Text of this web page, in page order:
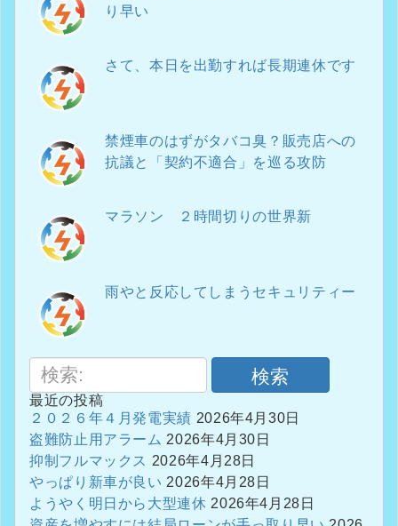
り早い
さて、本日を出勤すれば長期連休です
禁煙車のはずがタバコ臭？販売店への
抗議と「契約不適合」を巡る攻防
マラソン ２時間切りの世界新
雨やと反応してしまうセキュリティー
検索
最近の投稿
２０２６年４月発電実績 2026年4月30日
盗難防止用アラーム 2026年4月30日
抑制フルマックス 2026年4月28日
やっぱり新車が良い 2026年4月28日
ようやく明日から大型連休 2026年4月28日